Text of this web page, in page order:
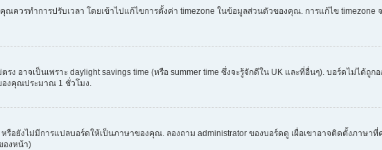
ควรทำการปรับเวลา โดยเข้าไปแก้ไขการตั้งค่า timezone ในข้อมูลส่วนตัวของคุณ. การแก้ไข
อาจเป็นเพราะ daylight savings time (หรือ summer time ซึ่งจะรู้จักดีใน UK และที่อื่นๆ). บอร์ดไม่ได้ถู
องคุณประมาณ 1 ชั่วโมง.
รือยังไม่มีการแปลบอร์ดให้เป็นภาษาของคุณ. ลองถาม administrator ของบอร์ดดู เผื่อเขาอาจติดตั้งภา
องหน้า)